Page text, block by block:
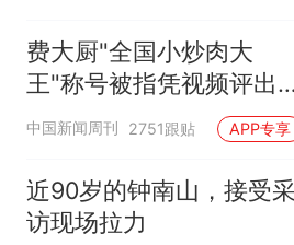
费大厨"全国小炒肉大
王"称号被指凭视频评出
官方回应
中国新闻周刊 2751跟贴 APP专享
近90岁的钟南山，接受采
访现场拉力